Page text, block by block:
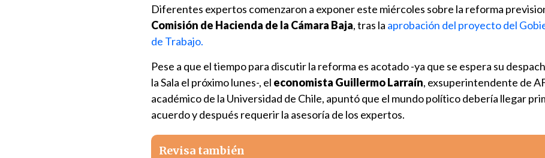
Diferentes expertos comenzaron a exponer este miércoles sobre la reforma
Comisión de Hacienda de la Cámara Baja, tras la aprobación del proyecto del
de Trabajo.
Pese a que el tiempo para discutir la reforma es acotado -ya que se espera su
la Sala el próximo lunes-, el economista Guillermo Larraín, exsuperintendente de
académico de la Universidad de Chile, apuntó que el mundo político debería llegar
acuerdo y después requerir la asesoría de los expertos.
Revisa también